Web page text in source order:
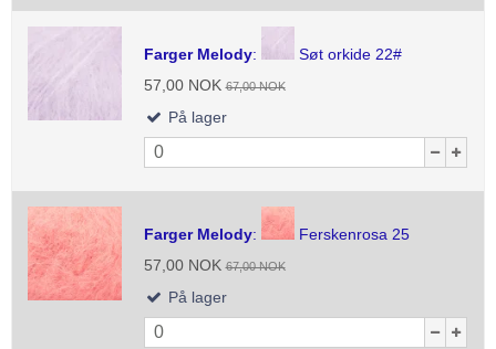
Farger Melody:
Søt orkide 22#
57,00 NOK 67,00 NOK
På lager
Farger Melody:
Ferskenrosa 25
57,00 NOK 67,00 NOK
På lager